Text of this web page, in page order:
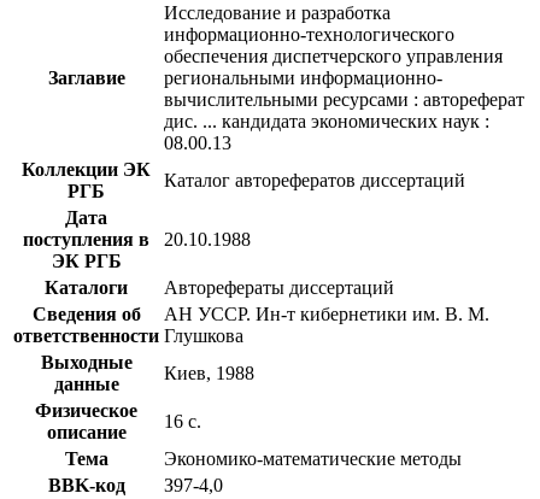
Заглавие
Исследование и разработка
информационно-технологического
обеспечения диспетчерского управления
региональными информационно-
вычислительными ресурсами : автореферат
дис. ... кандидата экономических наук :
08.00.13
Коллекции ЭК
РГБ
Каталог авторефератов диссертаций
Дата
поступления в
ЭК РГБ
20.10.1988
Каталоги
Авторефераты диссертаций
Сведения об
ответственности
АН УССР. Ин-т кибернетики им. В. М.
Глушкова
Выходные
данные
Киев, 1988
Физическое
описание
16 с.
Тема
Экономико-математические методы
BBK-код
З97-4,0